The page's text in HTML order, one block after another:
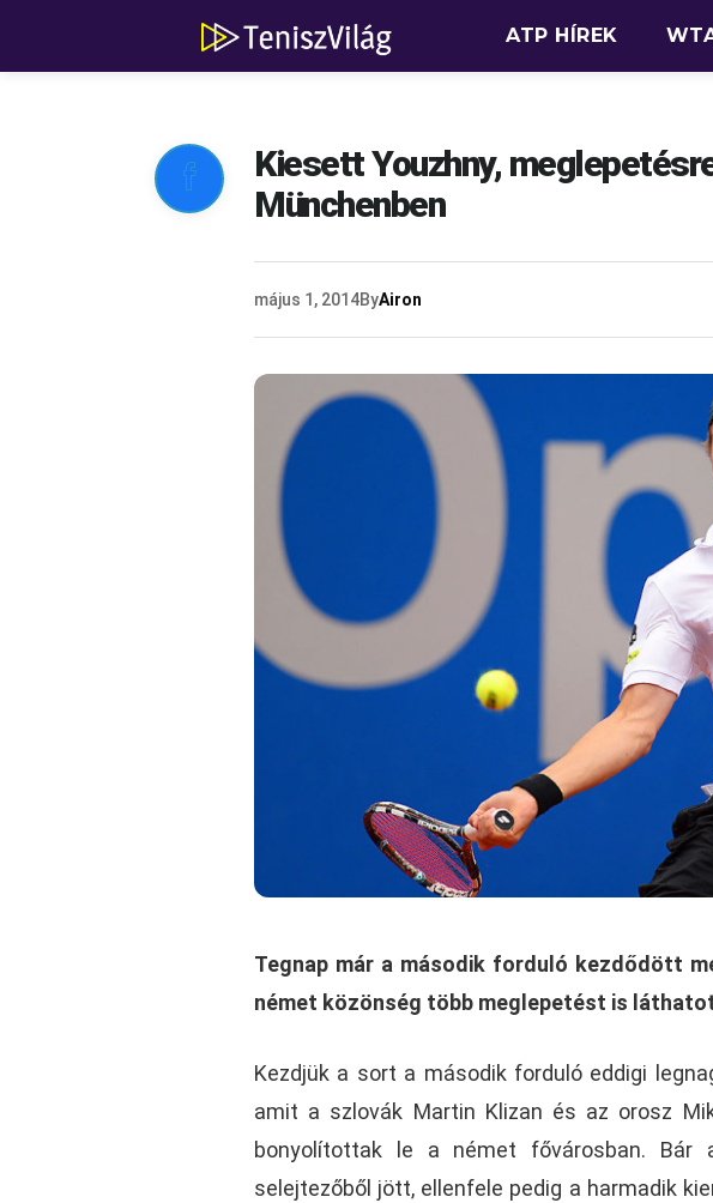
ATP HÍREK

Kiesett Youzhny,
Münchenben
május 1, 2014ByAiron
Tegnap már a második forduló kezdődött
német közönség több meglepetést is
Kezdjük a sort a második forduló eddigi
amit a szlovák Martin Klizan és az orosz
bonyolítottak le a német fővárosban. Bár
selejtezőből jött, ellenfele pedig a harmadik